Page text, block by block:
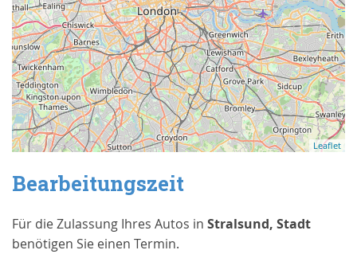
Leaflet
Bearbeitungszeit
Für die Zulassung Ihres Autos in Stralsund, Stadt
benötigen Sie einen Termin.